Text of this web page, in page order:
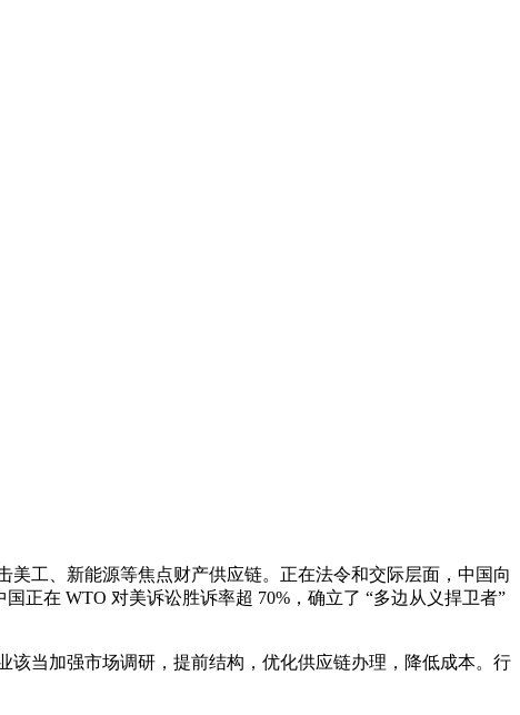
工、新能源等焦点财产供应链。正在法令和交际层面，中国向
正在 WTO 对美诉讼胜诉率超 70%，确立了 “多边从义捍卫者”
当加强市场调研，提前结构，优化供应链办理，降低成本。行